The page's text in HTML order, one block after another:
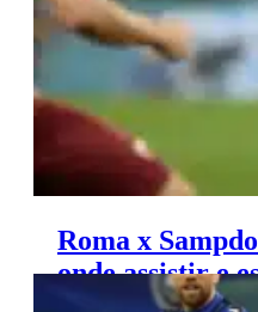
Roma x
onde assistir e
da Itália (18/12)